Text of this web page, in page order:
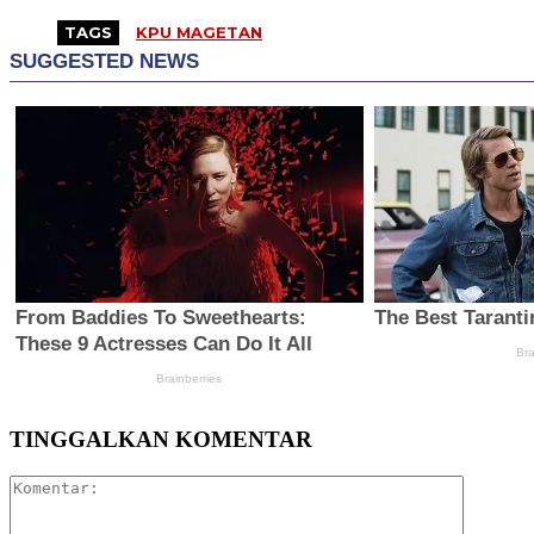
TAGS KPU MAGETAN
TINGGALKAN KOMENTAR